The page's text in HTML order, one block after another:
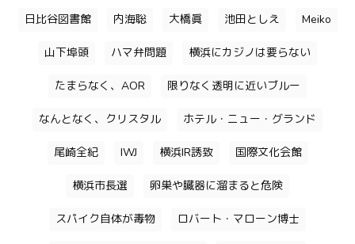
日比谷図書館 内海聡 大橋眞 池田としえ Meiko
山下埠頭 ハマ弁問題 横浜にカジノは要らない
たまらなく、AOR 限りなく透明に近いブルー
なんとなく、クリスタル ホテル・ニュー・グランド
尾崎全紀 IWJ 横浜IR誘致 国際文化会館
横浜市長選 卵巣や臓器に溜まると危険
スパイク自体が毒物 ロバート・マローン博士